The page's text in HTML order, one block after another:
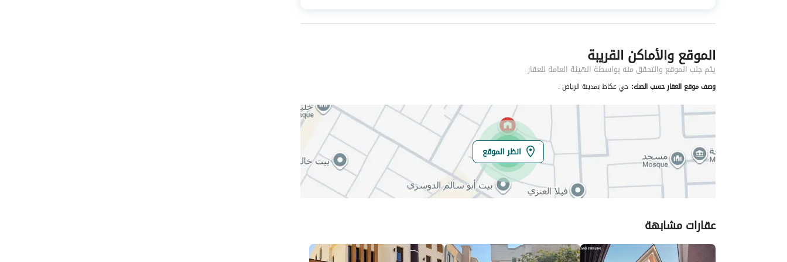
نوع العقار
فلل
عدد الغرف
5
خدمات العقار
كهرباء نعم
تفاصيل اضافية
عمر العقار
جديد
عرض الشارع
رقم المخطط
رقم صك الملكية
واجهة العقار
هل يوجد اي التزام
على العقار ؟
مرهون
مطابقة لكود البناء
العقار مرهون
نعم
الموقع والأماكن القريبة
يتم جلب الموقع والتحقق منه بواسطة الهيئة العامة للعقار
وصف موقع العقار حسب الصك: حي عكاظ بمدينة الرياض .
انظر الموقع
عقارات مشابهة